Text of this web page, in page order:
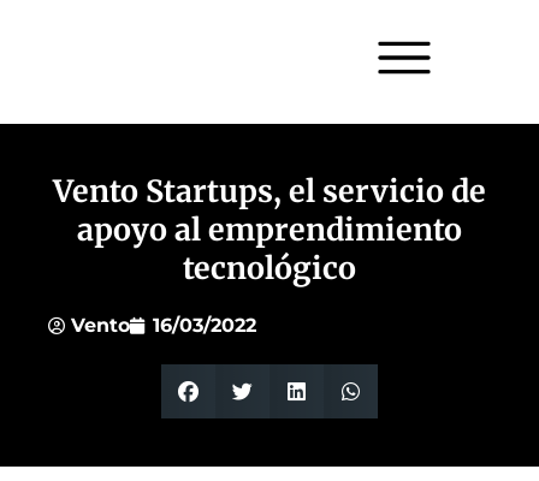
Vento Startups, el servicio de
apoyo al emprendimiento
tecnológico
Vento 16/03/2022